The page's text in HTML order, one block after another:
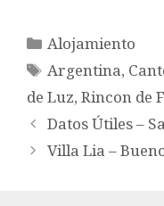
Categorías
Alojamiento
Etiquetas
Argentina,
de Luz, Rincon de
Datos Útiles –
Villa Lia –